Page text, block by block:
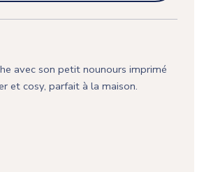
avec son petit nounours imprimé
et cosy, parfait à la maison.